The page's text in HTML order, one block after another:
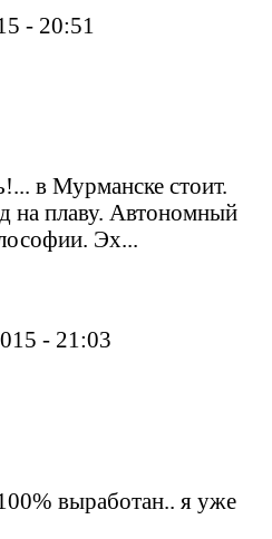
- 20:51
в Мурманске стоит.
на плаву. Автономный
Эх...
- 21:03
выработан.. я уже